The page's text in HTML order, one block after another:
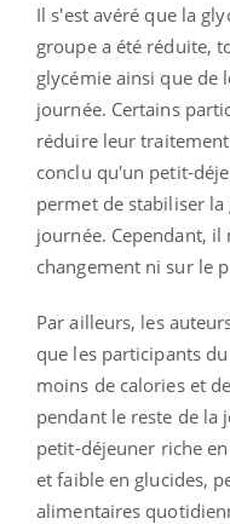
Il s'est avéré que la
groupe a été réduite,
glycémie ainsi que de
journée. Certains
réduire leur
conclu qu'un petit-
permet de stabiliser
journée. Cependant, il
changement ni sur le
Par ailleurs, les
que les participants
moins de calories et
pendant le reste de la
petit-déjeuner riche
et faible en glucides,
alimentaires